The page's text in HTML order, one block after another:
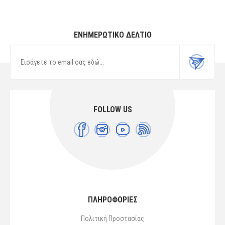
ΕΝΗΜΕΡΩΤΙΚΌ ΔΕΛΤΊΟ
FOLLOW US
ΠΛΗΡΟΦΟΡΙΕΣ
Πολιτική Προστασίας